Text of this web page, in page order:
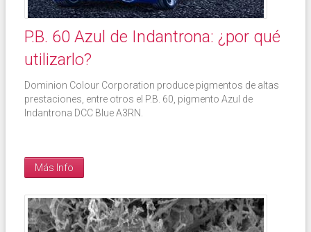
P.B. 60 Azul de Indantrona: ¿por qué
utilizarlo?
Dominion Colour Corporation produce pigmentos de altas
prestaciones, entre otros el P.B. 60, pigmento Azul de
Indantrona DCC Blue A3RN.
Más Info